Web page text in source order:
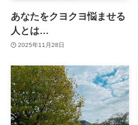
あなたをクヨクヨ悩ませる
人とは…
2025年11月28日